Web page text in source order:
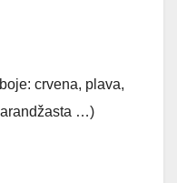
crvena, plava,
…)